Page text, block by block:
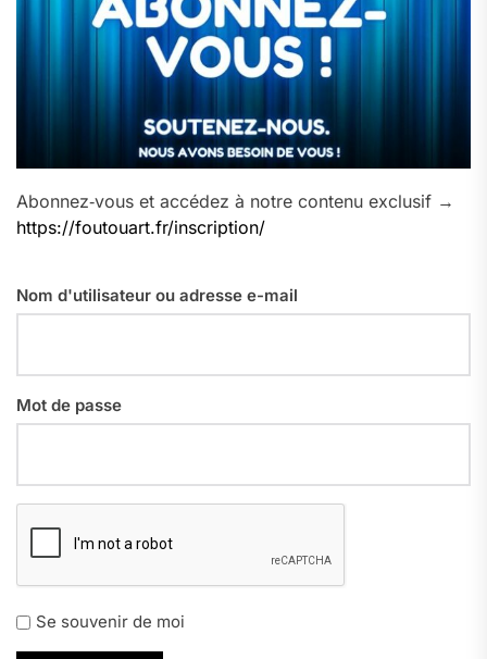
Abonnez‑vous et accédez à notre contenu exclusif →
https://foutouart.fr/inscription/
Nom d'utilisateur ou adresse e-mail
Mot de passe
Se souvenir de moi